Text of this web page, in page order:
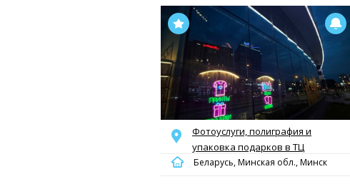
Фотоуслуги, полиграфия и
упаковка подарков в ТЦ
Беларусь, Минская обл., Минск